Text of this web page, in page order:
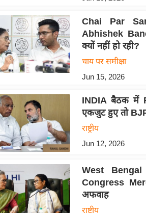
Chai Par
Abhishek
क्यों नहीं हो रही?
चाय पर समीक्षा
Jun 15, 2026
INDIA बैठक में
एकजुट हुए तो
राष्ट्रीय
Jun 12, 2026
West
Congress
अफवाह
राष्ट्रीय